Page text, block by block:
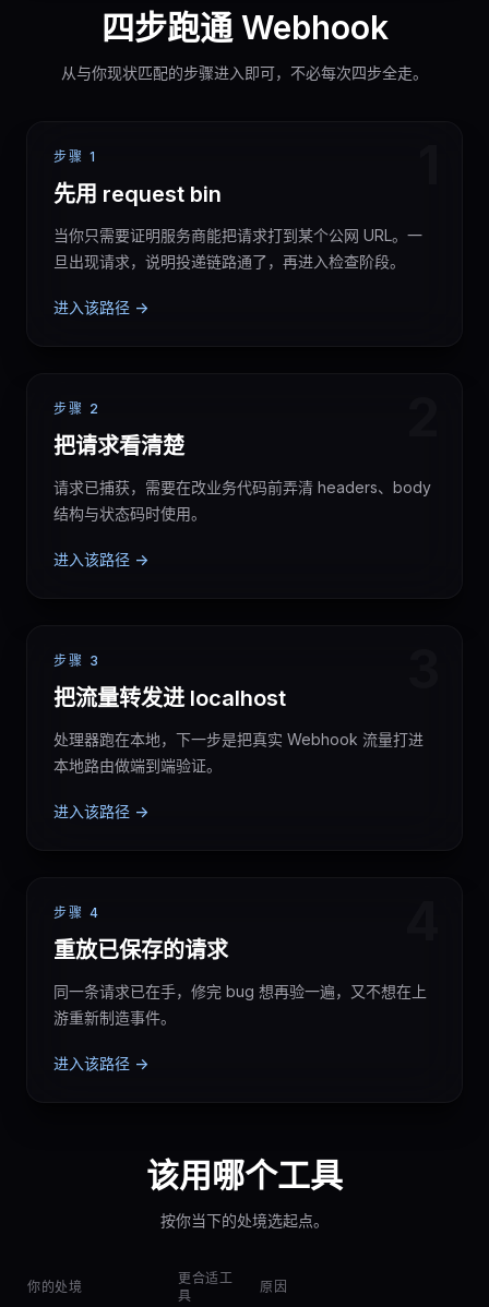
四步跑通 Webhook
从与你现状匹配的步骤进入即可，不必每次四步全走。
步骤 1
先用 request bin
当你只需要证明服务商能把请求打到某个公网 URL。一
旦出现请求，说明投递链路通了，再进入检查阶段。
进入该路径 ->
步骤 2
把请求看清楚
请求已捕获，需要在改业务代码前弄清 headers、body
结构与状态码时使用。
进入该路径 ->
步骤 3
把流量转发进 localhost
处理器跑在本地，下一步是把真实 Webhook 流量打进
本地路由做端到端验证。
进入该路径 ->
步骤 4
重放已保存的请求
同一条请求已在手，修完 bug 想再验一遍，又不想在上
游重新制造事件。
进入该路径 ->
该用哪个工具
按你当下的处境选起点。
你的处境
更合适工
具
原因